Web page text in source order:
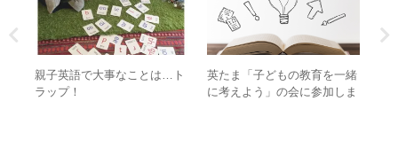
親子英語で大事なことは…ト
ラップ！
英たま「子どもの教育を一緒
に考えよう」の会に参加しま